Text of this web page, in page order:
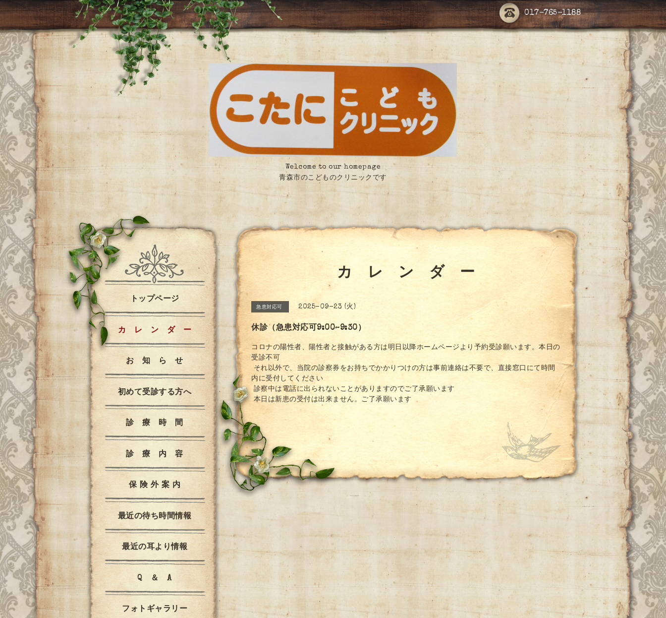
017-765-1188
Welcome to our homepage
青森市のこどものクリニックです
カ レ ン ダ ー
急患対応可 2025-09-23 (火)
休診（急患対応可9:00~9:30）
コロナの陽性者、陽性者と接触がある方は明日以降ホームページより予約受診願います。本日の
受診不可
それ以外で、当院の診察券をお持ちでかかりつけの方は事前連絡は不要で、直接窓口にて時間
内に受付してください
診察中は電話に出られないことがありますのでご了承願います
本日は新患の受付は出来ません。ご了承願います
トップページ
カ レ ン ダ ー
お 知 ら せ
初めて受診する方へ
診 療 時 間
診 療 内 容
保 険 外 案 内
最近の待ち時間情報
最近の耳より情報
Q ＆ A
フォトギャラリー